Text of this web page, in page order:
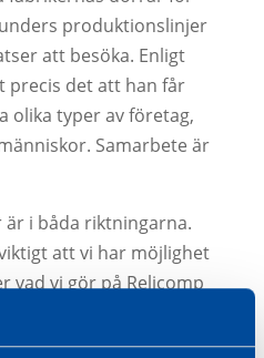
produktionslinjer
att besöka. Enligt
precis det att han får
olika typer av företag,
Samarbete är
i båda riktningarna.
att vi har möjlighet
vad vi gör på Relicomp
möten dyker det
om hur samarbetet